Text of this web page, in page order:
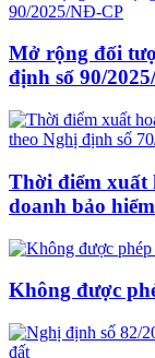
Mở rộng đối
định số 90/
Thời điểm xuất
doanh bảo
Không được